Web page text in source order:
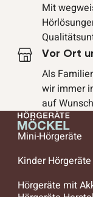
Mit
Vor Ort
Als
wir immer
auf
Mini-Hörgeräte
Kinder Hörgeräte
Hörgeräte mit